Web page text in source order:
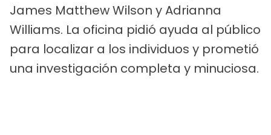
James Matthew Wilson y Adrianna
Williams. La oficina pidió ayuda al público
para localizar a los individuos y prometió
una investigación completa y minuciosa.